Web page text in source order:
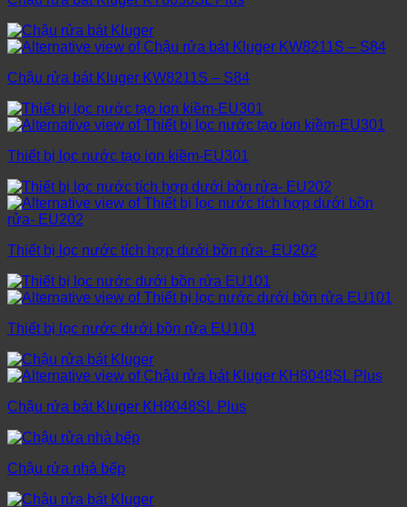
Chậu rửa bát Kluger KW8211S – S84
Thiết bị lọc nước tạo ion kiềm-EU301
Thiết bị lọc nước tích hợp dưới bồn rửa- EU202
Thiết bị lọc nước dưới bồn rửa EU101
Chậu rửa bát Kluger KH8048SL Plus
Chậu rửa nhà bếp